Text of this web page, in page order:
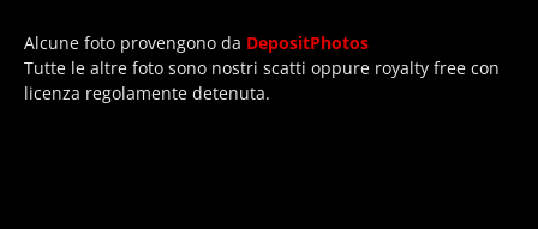
Alcune foto provengono da DepositPhotos
Tutte le altre foto sono nostri scatti oppure royalty free con
licenza regolamente detenuta.